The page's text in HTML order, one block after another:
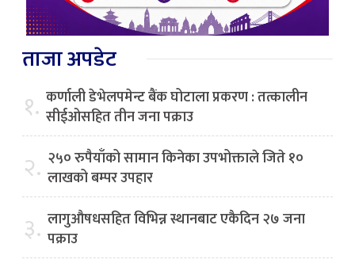
ताजा अपडेट
१. कर्णाली डेभेलपमेन्ट बैंक घोटाला प्रकरण : तत्कालीन
सीईओसहित तीन जना पक्राउ
२. २५० रुपैयाँको सामान किनेका उपभोक्ताले जिते १०
लाखको बम्पर उपहार
३. लागुऔषधसहित विभिन्न स्थानबाट एकैदिन २७ जना
पक्राउ